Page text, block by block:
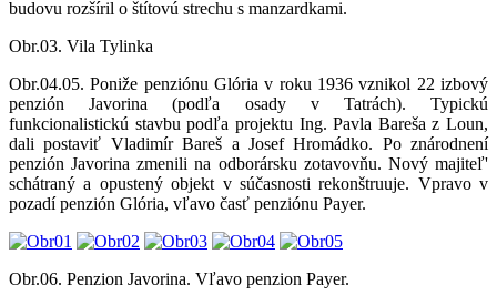
budovu rozšíril o štítovú strechu s manzardkami.
Obr.03. Vila Tylinka
Obr.04.05. Poniže penziónu Glória v roku 1936 vznikol 22 izbový
penzión Javorina (podľa osady v Tatrách). Typickú
funkcionalistickú stavbu podľa projektu Ing. Pavla Bareša z Loun,
dali postaviť Vladimír Bareš a Josef Hromádko. Po znárodnení
penzión Javorina zmenili na odborársku zotavovňu. Nový majiteľ'
schátraný a opustený objekt v súčasnosti rekonštruuje. Vpravo v
pozadí penzión Glória, vľavo časť penziónu Payer.
Obr.06. Penzion Javorina. Vľavo penzion Payer.